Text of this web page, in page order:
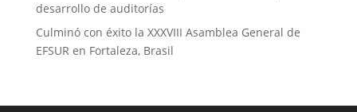
desarrollo de auditorías
Culminó con éxito la XXXVIII Asamblea General de
EFSUR en Fortaleza, Brasil